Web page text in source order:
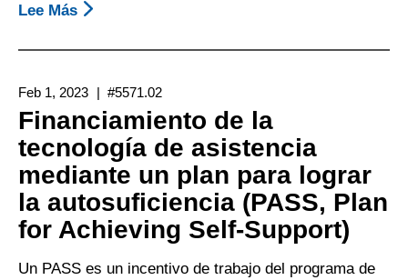
Lee Más Sobre
Obtener
De
Asistencia
A
Través
Del
Departamento
De
Rehabilitación
Feb 1, 2023 #5571.02
Financiamiento de la
tecnología de asistencia
mediante un plan para lograr
la autosuficiencia (PASS, Plan
for Achieving Self-Support)
Un PASS es un incentivo de trabajo del programa de